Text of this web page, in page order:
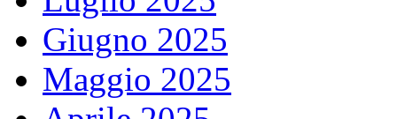
Giugno 2025
Maggio 2025